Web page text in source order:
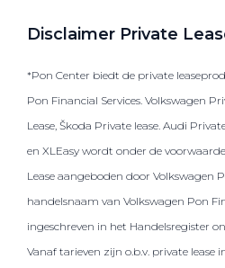
Disclaimer Private
*Pon Center biedt de private
Pon Financial Services. Volkswagen
Lease, Škoda Private lease. Audi
en XLEasy wordt onder de
Lease aangeboden door Volkswagen
handelsnaam van Volkswagen Pon
ingeschreven in het Handelsregister
Vanaf tarieven zijn o.b.v. private lease